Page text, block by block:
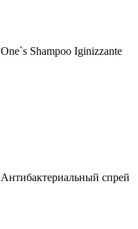
One`s Shampoo Iginizzante
Антибактериальный спрей